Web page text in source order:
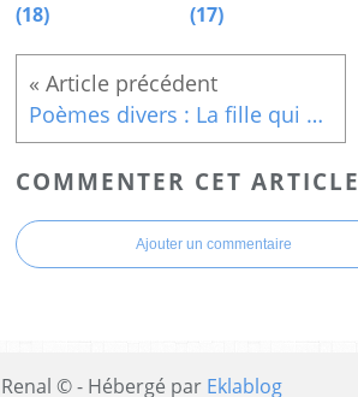
(18)
(17)
Poèmes divers : La fille qui peignait ses cheveux
COMMENTER CET ARTICLE
Ajouter un commentaire
Renal © - Hébergé par Eklablog